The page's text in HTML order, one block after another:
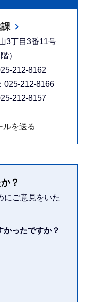
3丁目3番11号
）
212-8162
025-212-8166
212-8157
ルを送る
？
にご意見をいた
かったですか？